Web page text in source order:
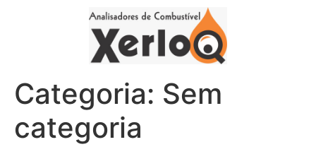
Categoria: Sem
categoria